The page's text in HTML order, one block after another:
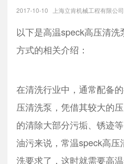
2017-10-10 上海立肯机械工程有限公司
以下是高温speck高压清
方式的相关介绍：
在清洗行业中，通常配备
压清洗泵，凭借其较大的
的清除大部分污垢、锈迹
油污来说，常温speck高
洗要求了，这时就需要高